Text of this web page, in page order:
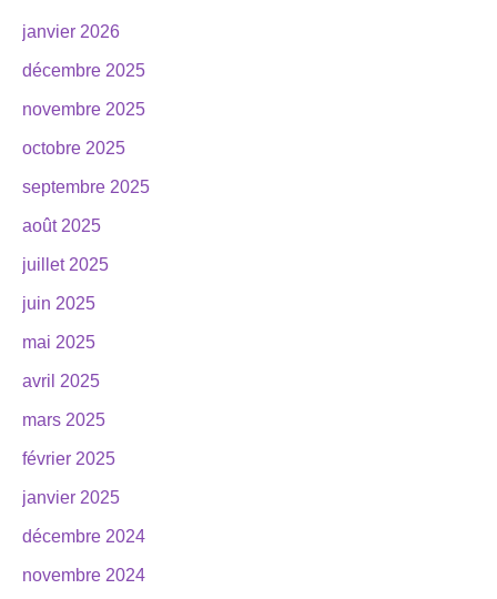
janvier 2026
décembre 2025
novembre 2025
octobre 2025
septembre 2025
août 2025
juillet 2025
juin 2025
mai 2025
avril 2025
mars 2025
février 2025
janvier 2025
décembre 2024
novembre 2024